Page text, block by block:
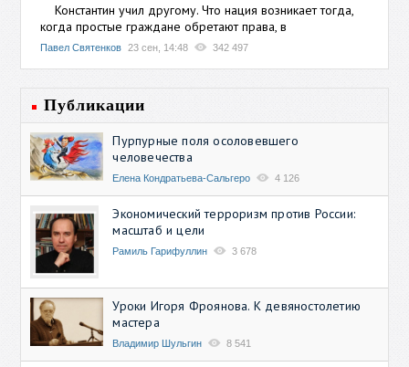
Константин учил другому. Что нация возникает тогда,
когда простые граждане обретают права, в
Павел Святенков 23 сен, 14:48 342 497
Публикации
Пурпурные поля осоловевшего
человечества
Елена Кондратьева-Сальгеро 4 126
Экономический терроризм против России:
масштаб и цели
Рамиль Гарифуллин 3 678
Уроки Игоря Фроянова. К девяностолетию
мастера
Владимир Шульгин 8 541